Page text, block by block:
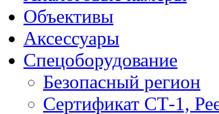
Объективы
Аксессуары
Спецоборудование
Безопасный регион
Сертификат СТ-1,